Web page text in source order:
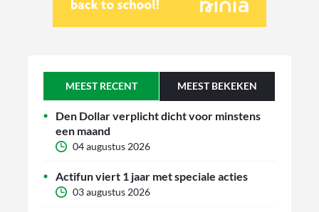
MEEST RECENT MEEST BEKEKEN
Den Dollar verplicht dicht voor minstens
een maand
04 augustus 2026
Actifun viert 1 jaar met speciale acties
03 augustus 2026